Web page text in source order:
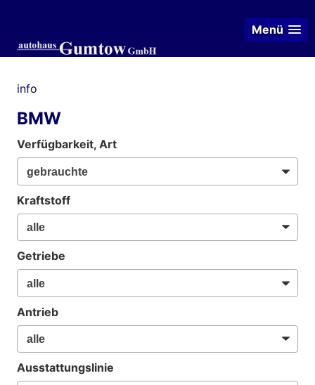
Menü
info
BMW
Verfügbarkeit, Art
Kraftstoff
Getriebe
Antrieb
Ausstattungslinie